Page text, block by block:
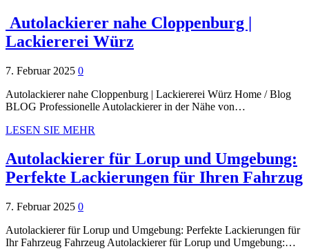
Autolackierer nahe Cloppenburg |
Lackiererei Würz
7. Februar 2025 0
Autolackierer nahe Cloppenburg | Lackiererei Würz Home / Blog
BLOG Professionelle Autolackierer in der Nähe von…
LESEN SIE MEHR
Autolackierer für Lorup und Umgebung:
Perfekte Lackierungen für Ihren Fahrzug
7. Februar 2025 0
Autolackierer für Lorup und Umgebung: Perfekte Lackierungen für
Ihr Fahrzeug Fahrzeug Autolackierer für Lorup und Umgebung:…